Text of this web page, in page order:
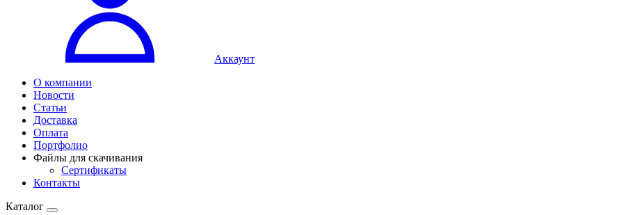
Аккаунт
О компании
Новости
Статьи
Доставка
Оплата
Портфолио
Файлы для скачивания
Сертификаты
Контакты
Каталог